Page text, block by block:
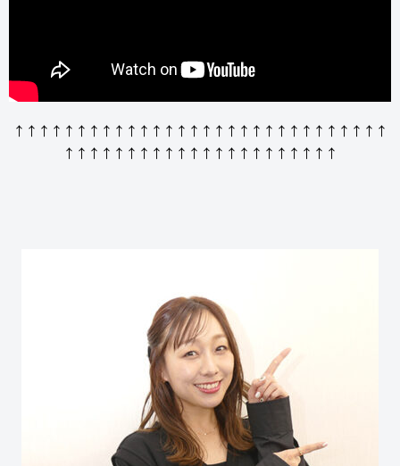
↑↑↑↑↑↑↑↑↑↑↑↑↑↑↑↑↑↑↑↑↑↑↑↑↑↑↑↑↑↑
↑↑↑↑↑↑↑↑↑↑↑↑↑↑↑↑↑↑↑↑↑↑